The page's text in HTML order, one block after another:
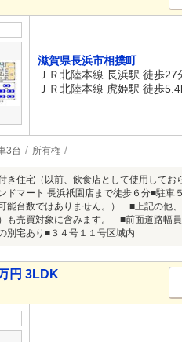
滋賀県長浜市相撲町
ＪＲ北陸本線 長浜駅 徒歩27
ＪＲ北陸本線 虎姫駅 徒歩
3台 所有権
き住宅（以前、飲食店として使用し
ドマート 長浜祇園店まで徒歩６分■駐車
能台数ではありません。） ■上記の他
も売買対象に含みます。 ■前面道路幅
別宅あり■３４号１１号区域内
円 3LDK